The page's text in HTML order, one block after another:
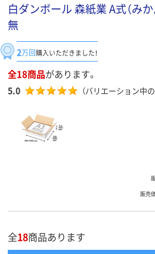
白ダンボール 森紙業 A式（み
無
2万回購入いただきました！
全18商品があります。
5.0 （バリエーション中
販売
全18商品あります